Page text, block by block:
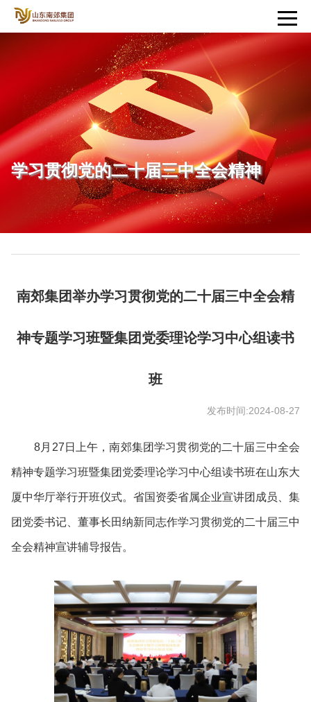
学习贯彻党的二十届三中全会精神
南郊集团举办学习贯彻党的二十届三中全会精
神专题学习班暨集团党委理论学习中心组读书
班
发布时间:2024-08-27
8月27日上午，南郊集团学习贯彻党的二十届三中全会
精神专题学习班暨集团党委理论学习中心组读书班在山东大
厦中华厅举行开班仪式。省国资委省属企业宣讲团成员、集
团党委书记、董事长田纳新同志作学习贯彻党的二十届三中
全会精神宣讲辅导报告。